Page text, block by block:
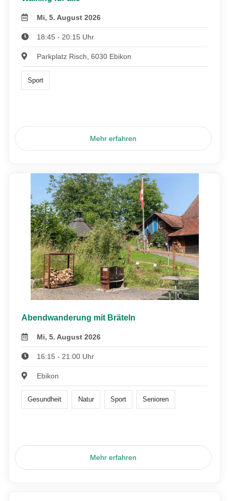
Mi, 5. August 2026
18:45 - 20:15 Uhr
Parkplatz Risch, 6030 Ebikon
Sport
Mehr erfahren
Abendwanderung mit Bräteln
Mi, 5. August 2026
16:15 - 21:00 Uhr
Ebikon
Gesundheit Natur Sport Senioren
Mehr erfahren